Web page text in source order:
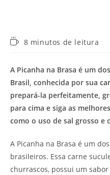
Tempo8 minutos de leitura
A Picanha na Brasa é um
Brasil, conhecida por sua
prepará-la perfeitamente,
para cima e siga as
como o uso de sal grosso e
A Picanha na Brasa é um
brasileiros. Essa carne
churrascos, possui um